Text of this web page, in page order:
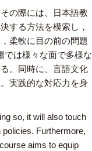
の際には、日本語教
する方法を模索し，
柔軟に目の前の問題
では様々な面で多様な
。同時に、言語文化
実践的な対応力を身
so, it will also touch
Furthermore,
aims to equip